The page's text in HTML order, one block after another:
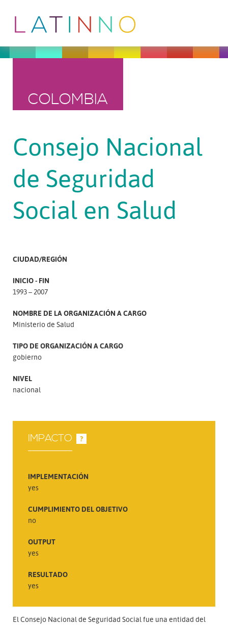
COLOMBIA
Consejo Nacional
de Seguridad
Social en Salud
CIUDAD/REGIÓN
INICIO - FIN
1993 – 2007
NOMBRE DE LA ORGANIZACIÓN A CARGO
Ministerio de Salud
TIPO DE ORGANIZACIÓN A CARGO
gobierno
NIVEL
nacional
IMPACTO ?
IMPLEMENTACIÓN
yes
CUMPLIMIENTO DEL OBJETIVO
no
OUTPUT
yes
RESULTADO
yes
El Consejo Nacional de Seguridad Social fue una entidad del